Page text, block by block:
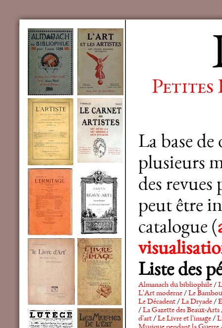
Petites
La base
plusieurs
des revues
peut être
catalogue (
Liste des
Almanach du bibliophile/
L'Art moderne/Le Bambou
Le Décadent/La Dryade/
/La Gazette des Beaux-Arts
d'art/Le Livre et l'image/